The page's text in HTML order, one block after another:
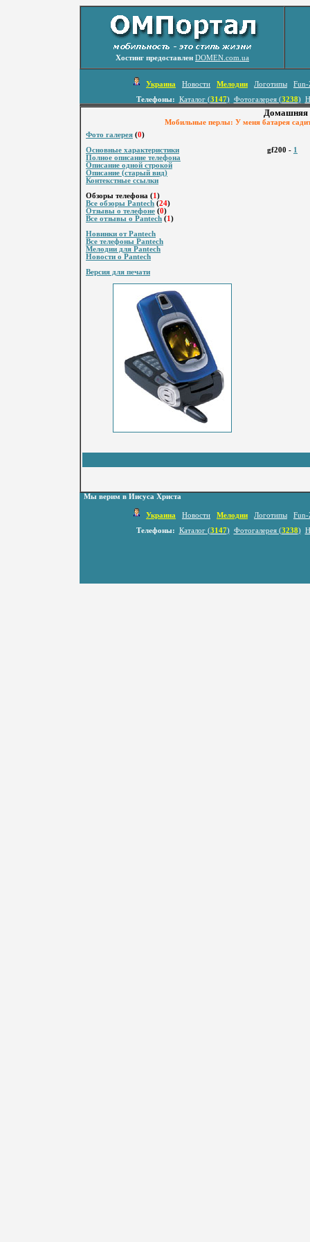
Хостинг предоставлен DOMEN.com.ua
Украина Новости Мелодии Логотипы
Fun-
Телефоны:
Каталог (3147) Фотогалерея (3238)
Домашняя
Мобильные перлы: У меня батарея
Фото галерея (0)
Основные характеристики
Полное описание телефона
Описание одной строкой
Описание (старый вид)
Контекстные ссылки
Обзоры телефона (1 )
Все обзоры Pantech (24)
Отзывы о телефоне (0)
Все отзывы о Pantech (1 )
Новинки от Pantech
Все телефоны Pantech
Мелодии для Pantech
Новости о Pantech
Версия для печати
gf200 - 1
Мы верим в Иисуса Христа
Украина Новости Мелодии Логотипы
Fun-
Телефоны:
Каталог (3147) Фотогалерея (3238)